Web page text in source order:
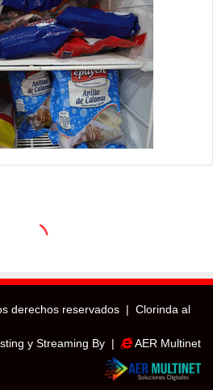
derechos reservados | Clorinda al
y Streaming By |
AER Multinet